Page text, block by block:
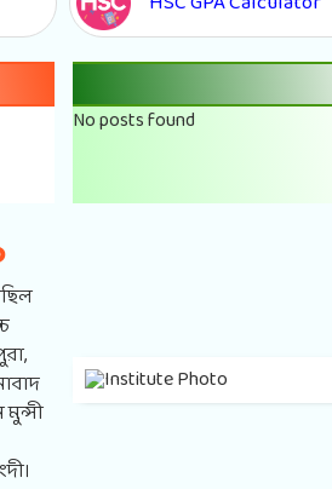
No posts found
মুন্সী